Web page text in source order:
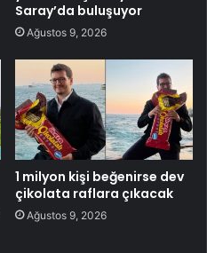
Saray’da buluşuyor
Ağustos 9, 2026
1 milyon kişi beğenirse dev
çikolata raflara çıkacak
Ağustos 9, 2026